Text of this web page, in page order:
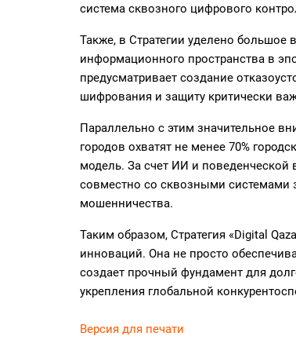
система сквозного цифрового
Также, в Стратегии уделено
информационного пространства в
предусматривает создание
шифрования и защиту критически
Параллельно с этим значительное
городов охватят не менее 70%
модель. За счет ИИ и поведенческой
совместно со сквозными системами
мошенничества.
Таким образом, Стратегия «Digital
инноваций. Она не просто
создает прочный фундамент для
укрепления глобальной
Версия для печати